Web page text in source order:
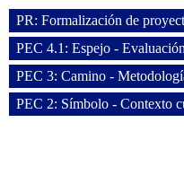
PR: Formalización de
PEC 4.1: Espejo -
PEC 3: Camino -
PEC 2: Símbolo - Contexto